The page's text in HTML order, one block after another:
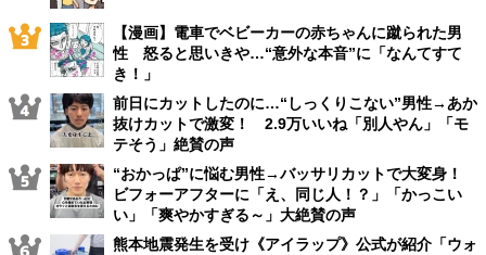
【漫画】電車でベビーカーの赤ちゃんに蹴られた男
性 怒ると思いきや…“意外な本音”に「なんてすて
き！」
前日にカットしたのに…“しっくりこない”男性→あか
抜けカットで激変！ 2.9万いいね「別人やん」「モ
テそう」絶賛の声
“おかっぱ”に悩む男性→バッサリカットで大変身！
ビフォーアフターに「え、同じ人！？」「かっこい
い」「爽やかすぎる～」大絶賛の声
熊本地震発生を受け《アイラップ》公式が紹介「ウォ